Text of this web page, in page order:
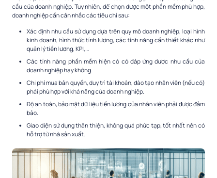
cầu của doanh nghiệp. Tuy nhiên, để chọn được một phần mềm phù hợp,
doanh nghiệp cần cân nhắc các tiêu chí sau:
Xác định nhu cầu sử dụng dựa trên quy mô doanh nghiệp, loại hình
kinh doanh, hình thức tính lương, các tính năng cần thiết khác như
quản lý tiền lương, KPI,…
Các tính năng phần mềm hiện có có đáp ứng được nhu cầu của
doanh nghiệp hay không.
Chi phí mua bản quyền, duy trì tài khoản, đào tạo nhân viên (nếu có)
phải phù hợp với khả năng của doanh nghiệp.
Độ an toàn, bảo mật dữ liệu tiền lương của nhân viên phải được đảm
bảo.
Giao diện sử dụng thân thiện, không quá phức tạp, tốt nhất nên có
hỗ trợ từ nhà sản xuất.